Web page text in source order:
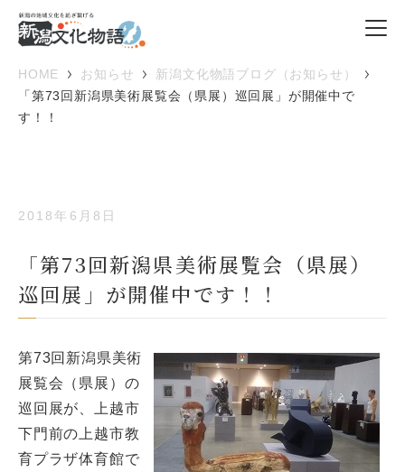
HOME お知らせ
新潟文化物語ブログ（お知らせ）
「第73回新潟県美術展覧会（県展）巡回展」が開催中で
す！！
2018年6月8日
「第73回新潟県美術展覧会（県展）
巡回展」が開催中です！！
第73回新潟県美術
展覧会（県展）の
巡回展が、上越市
下門前の上越市教
育プラザ体育館で